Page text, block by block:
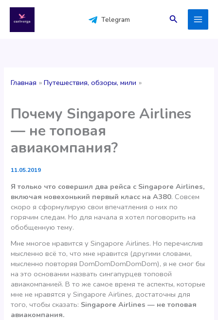
содержимому
Telegram Поиск
Главная Путешествия, обзоры, мили
Почему Singapore Airlines
— не топовая
авиакомпания?
11.05.2019
Я только что совершил два рейса с Singapore Airlines,
включая новехонький первый класс на A380. Совсем
скоро я сформулирую свои впечатления о них по
горячим следам. Но для начала я хотел поговорить на
обобщенную тему.
Мне многое нравится у Singapore Airlines. Но перечислив
мысленно всё то, что мне нравится (другими словами,
мысленно повторяя DomDomDomDomDom), я не смог бы
на это основании назвать сингапурцев топовой
авиакомпанией. В то же самое время те аспекты, которые
мне не нравятся у Singapore Airlines, достаточны для
того, чтобы сказать: Singapore Airlines — не топовая
авиакомпания.